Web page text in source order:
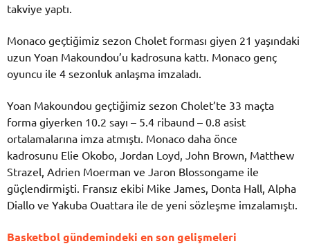
takviye yaptı.
Monaco geçtiğimiz sezon Cholet forması giyen 21 yaşındaki
uzun Yoan Makoundou’u kadrosuna kattı. Monaco genç
oyuncu ile 4 sezonluk anlaşma imzaladı.
Yoan Makoundou geçtiğimiz sezon Cholet’te 33 maçta
forma giyerken 10.2 sayı – 5.4 ribaund – 0.8 asist
ortalamalarına imza atmıştı. Monaco daha önce
kadrosunu Elie Okobo, Jordan Loyd, John Brown, Matthew
Strazel, Adrien Moerman ve Jaron Blossongame ile
güçlendirmişti. Fransız ekibi Mike James, Donta Hall, Alpha
Diallo ve Yakuba Ouattara ile de yeni sözleşme imzalamıştı.
Basketbol gündemindeki en son gelişmeleri